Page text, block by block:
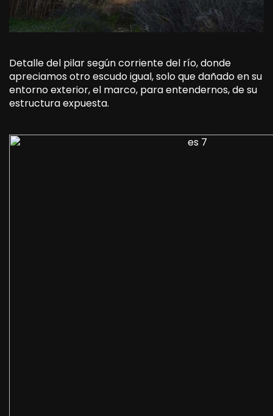
Detalle del pilar según corriente del río, donde
apreciamos otro escudo igual, solo que dañado en su
entorno exterior, el marco, para entendernos, de su
estructura expuesta.